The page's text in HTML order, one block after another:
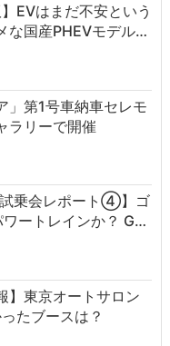
EVはまだ不安という
な国産PHEVモデル…
」第1号車納車セレモ
ラリーで開催
試乗会レポート④】ゴ
ートレインか？ G…
】東京オートサロン
たブースは？